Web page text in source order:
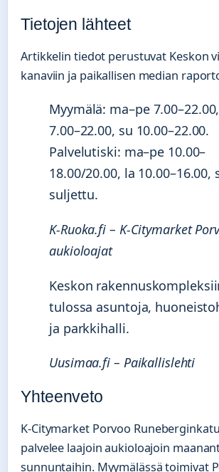
Tietojen lähteet
Artikkelin tiedot perustuvat Keskon
kanaviin ja paikallisen median
Myymälä: ma–pe
7.00–22.00, su 10.00–22.00.
Palvelutiski: ma–pe 10.00–
18.00/20.00, la 10.00–16.00,
suljettu.
K-Ruoka.fi – K-Citymarket
aukioloajat
Keskon
tulossa asuntoja,
ja parkkihalli.
Uusimaa.fi – Paikallislehti
Yhteenveto
K-Citymarket Porvoo
palvelee laajoin aukioloajoin
sunnuntaihin. Myymälässä toimivat